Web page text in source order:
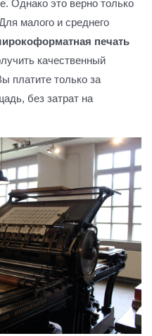
Однако это верно только
малого и среднего
печать
качественный
платите только за
без затрат на